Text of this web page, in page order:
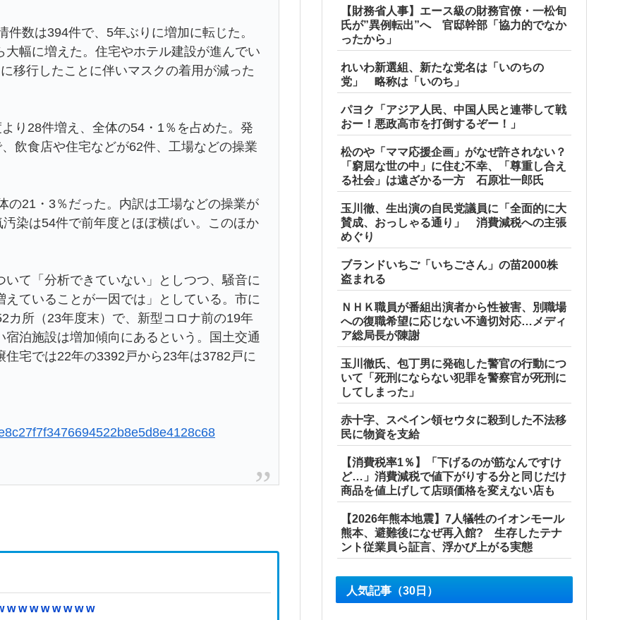
数は394件で、5年ぶりに増加に転じた。
幅に増えた。住宅やホテル建設が進んでい
移行したことに伴いマスクの着用が減った
28件増え、全体の54・1％を占めた。発
飲食店や住宅などが62件、工場などの操業
21・3％だった。内訳は工場などの操業が
染は54件で前年度とほぼ横ばい。このほか
て「分析できていない」としつつ、騒音に
ていることが一因では」としている。市に
カ所（23年度末）で、新型コロナ前の19年
泊施設は増加傾向にあるという。国土交通
宅では22年の3392戸から23年は3782戸に
w w w w w w w w
【財務省人事】エース級の財務官僚・一松旬
氏が”異例転出”へ 官邸幹部「協力的でなか
ったから」
れいわ新選組、新たな党名は「いのちの
党」 略称は「いのち」
パヨク「アジア人民、中国人民と連帯して戦
おー！悪政高市を打倒するぞー！」
松のや「ママ応援企画」がなぜ許されない？
「窮屈な世の中」に住む不幸、「尊重し合え
る社会」は遠ざかる一方 石原壮一郎氏
玉川徹、生出演の自民党議員に「全面的に大
賛成、おっしゃる通り」 消費減税への主張
めぐり
ブランドいちご「いちごさん」の苗2000株
盗まれる
ＮＨＫ職員が番組出演者から性被害、別職場
への復職希望に応じない不適切対応…メディ
ア総局長が陳謝
玉川徹氏、包丁男に発砲した警官の行動につ
いて「死刑にならない犯罪を警察官が死刑に
してしまった」
赤十字、スペイン領セウタに殺到した不法移
民に物資を支給
【消費税率1％】「下げるのが筋なんですけ
ど…」消費減税で値下がりする分と同じだけ
商品を値上げして店頭価格を変えない店も
【2026年熊本地震】7人犠牲のイオンモール
熊本、避難後になぜ再入館? 生存したテナ
ント従業員ら証言、浮かび上がる実態
人気記事（30日）